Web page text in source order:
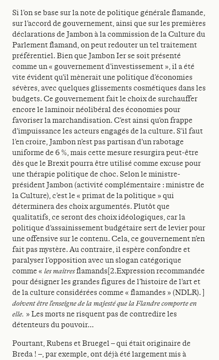
Si l’on se base sur la note de politique générale flamande,
sur l’accord de gouvernement, ainsi que sur les premières
déclarations de Jambon à la commission de la Culture du
Parlement flamand, on peut redouter un tel traitement
préférentiel. Bien que Jambon Ier se soit présenté
comme un « gouvernement d’investissement », il a été
vite évident qu’il mènerait une politique d’économies
sévères, avec quelques glissements cosmétiques dans les
budgets. Ce gouvernement fait le choix de surchauffer
encore le laminoir néolibéral des économies pour
favoriser la marchandisation. C’est ainsi qu’on frappe
d’impuissance les acteurs engagés de la culture. S’il faut
l’en croire, Jambon n’est pas partisan d’un rabotage
uniforme de 6 %, mais cette mesure resurgira peut-être
dès que le Brexit pourra être utilisé comme excuse pour
une thérapie politique de choc. Selon le ministre-
président Jambon (activité complémentaire : ministre de
la Culture), c’est le « primat de la politique » qui
déterminera des choix argumentés. Plutôt que
qualitatifs, ce seront des choix idéologiques, car la
politique d’assainissement budgétaire sert de levier pour
une offensive sur le contenu. Cela, ce gouvernement n’en
fait pas mystère. Au contraire, il espère confondre et
paralyser l’opposition avec un slogan catégorique
comme « les maîtresflamands[2.Expression recommandée
pour désigner les grandes figures de l’histoire de l’art et
de la culture considérées comme « flamandes » (NDLR). ]
doivent être l’enseigne de la majesté que la Flandre comporte en
elle. » Les morts ne risquent pas de contredire les
détenteurs du pouvoir…
Pourtant, Rubens et Bruegel – qui était originaire de
Breda ! –, par exemple, ont déjà été largement mis à